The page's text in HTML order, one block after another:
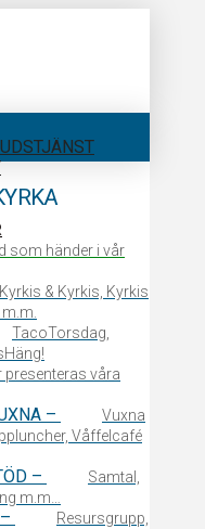
som händer i vår
Kyrkis & Kyrkis, Kyrkis
TacoTorsdag,
presenteras våra
–
Vuxna
Våffelcafé
–
Samtal,
m.m…
–
Resursgrupp,